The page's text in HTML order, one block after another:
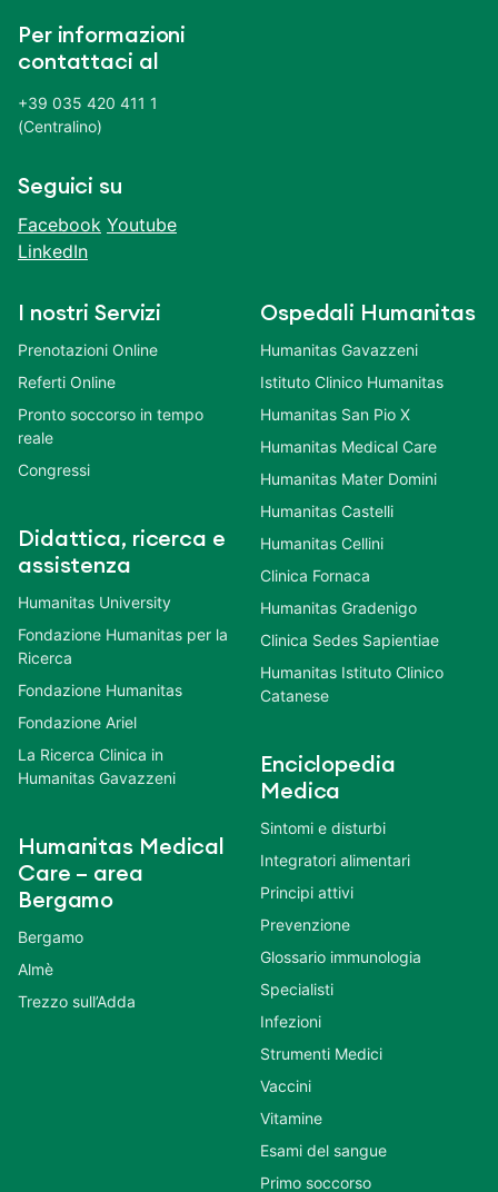
Per informazioni
contattaci al
+39 035 420 411 1
(Centralino)
Seguici su
Facebook Youtube
LinkedIn
I nostri Servizi
Prenotazioni Online
Referti Online
Pronto soccorso in tempo
reale
Congressi
Didattica, ricerca e
assistenza
Humanitas University
Fondazione Humanitas per la
Ricerca
Fondazione Humanitas
Fondazione Ariel
La Ricerca Clinica in
Humanitas Gavazzeni
Humanitas Medical
Care – area
Bergamo
Bergamo
Almè
Trezzo sull’Adda
Ospedali Humanitas
Humanitas Gavazzeni
Istituto Clinico Humanitas
Humanitas San Pio X
Humanitas Medical Care
Humanitas Mater Domini
Humanitas Castelli
Humanitas Cellini
Clinica Fornaca
Humanitas Gradenigo
Clinica Sedes Sapientiae
Humanitas Istituto Clinico
Catanese
Enciclopedia
Medica
Sintomi e disturbi
Integratori alimentari
Principi attivi
Prevenzione
Glossario immunologia
Specialisti
Infezioni
Strumenti Medici
Vaccini
Vitamine
Esami del sangue
Primo soccorso